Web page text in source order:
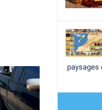
paysages